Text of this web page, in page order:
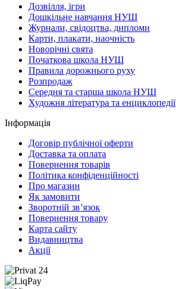
Дозвілля, ігри
Дошкільне навчання НУШ
Журнали, свідоцтва, дипломи
Карти, плакати, наочність
Новорічні свята
Початкова школа НУШ
Правила дорожнього руху
Розпродаж
Середня та старша школа НУШ
Художня література та енциклопедії
Інформація
Договір публічної оферти
Доставка та оплата
Повернення товарів
Політика конфіденційності
Про магазин
Як замовити
Зворотній зв’язок
Повернення товару
Карта сайту
Видавництва
Акції